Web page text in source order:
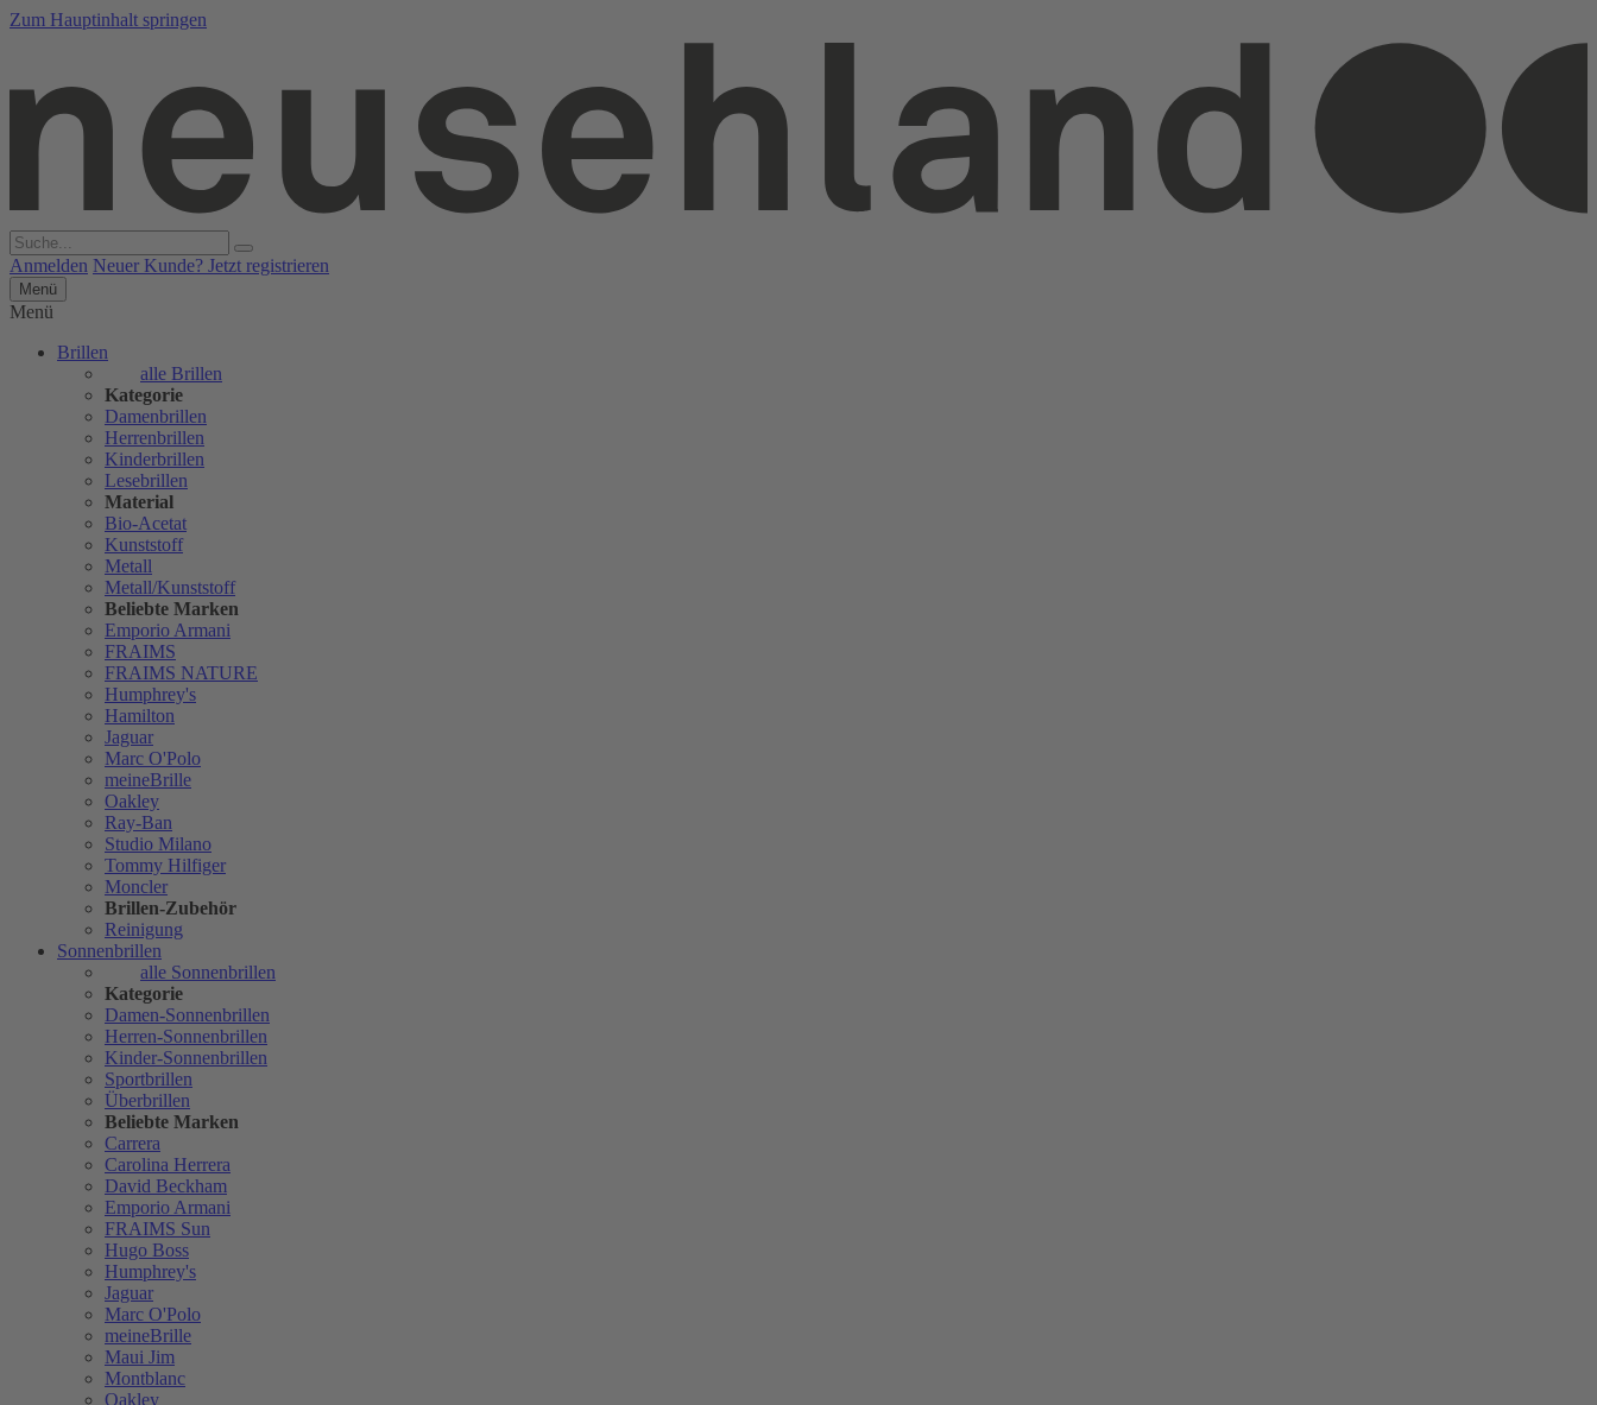
Zum Hauptinhalt springen
Anmelden Neuer Kunde? Jetzt registrieren
Menü
Menü
Brillen
alle Brillen
Kategorie
Damenbrillen
Herrenbrillen
Kinderbrillen
Lesebrillen
Material
Bio-Acetat
Kunststoff
Metall
Metall/Kunststoff
Beliebte Marken
Emporio Armani
FRAIMS
FRAIMS NATURE
Humphrey's
Hamilton
Jaguar
Marc O'Polo
meineBrille
Oakley
Ray-Ban
Studio Milano
Tommy Hilfiger
Moncler
Brillen-Zubehör
Reinigung
Sonnenbrillen
alle Sonnenbrillen
Kategorie
Damen-Sonnenbrillen
Herren-Sonnenbrillen
Kinder-Sonnenbrillen
Sportbrillen
Überbrillen
Beliebte Marken
Carrera
Carolina Herrera
David Beckham
Emporio Armani
FRAIMS Sun
Hugo Boss
Humphrey's
Jaguar
Marc O'Polo
meineBrille
Maui Jim
Montblanc
Oakley